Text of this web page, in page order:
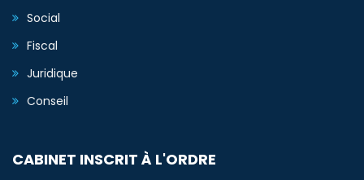
Social
Fiscal
Juridique
Conseil
CABINET INSCRIT À L'ORDRE